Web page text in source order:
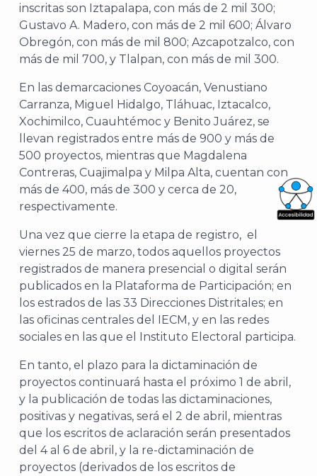
inscritas son Iztapalapa, con más de 2 mil 300;
Gustavo A. Madero, con más de 2 mil 600; Álvaro
Obregón, con más de mil 800; Azcapotzalco, con
más de mil 700, y Tlalpan, con más de mil 300.
En las demarcaciones Coyoacán, Venustiano
Carranza, Miguel Hidalgo, Tláhuac, Iztacalco,
Xochimilco, Cuauhtémoc y Benito Juárez, se
llevan registrados entre más de 900 y más de
500 proyectos, mientras que Magdalena
Contreras, Cuajimalpa y Milpa Alta, cuentan con
más de 400, más de 300 y cerca de 20,
respectivamente.
Una vez que cierre la etapa de registro, el
viernes 25 de marzo, todos aquellos proyectos
registrados de manera presencial o digital serán
publicados en la Plataforma de Participación; en
los estrados de las 33 Direcciones Distritales; en
las oficinas centrales del IECM, y en las redes
sociales en las que el Instituto Electoral participa.
En tanto, el plazo para la dictaminación de
proyectos continuará hasta el próximo 1 de abril,
y la publicación de todas las dictaminaciones,
positivas y negativas, será el 2 de abril, mientras
que los escritos de aclaración serán presentados
del 4 al 6 de abril, y la re-dictaminación de
proyectos (derivados de los escritos de